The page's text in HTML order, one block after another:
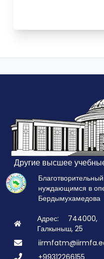
Другие высшее
нуждающимся в
Бердымухамедова
Адрес: 744000,
Галкыныш, 25
+99312266155